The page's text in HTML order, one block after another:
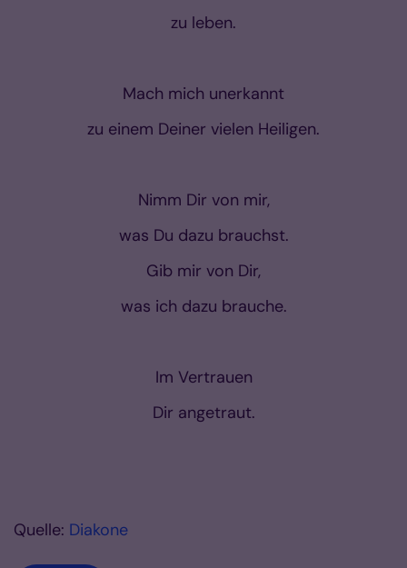
zu leben.
Mach mich unerkannt
zu einem Deiner vielen Heiligen.
Nimm Dir von mir,
was Du dazu brauchst.
Gib mir von Dir,
was ich dazu brauche.
Im Vertrauen
Dir angetraut.
Quelle: Diakone